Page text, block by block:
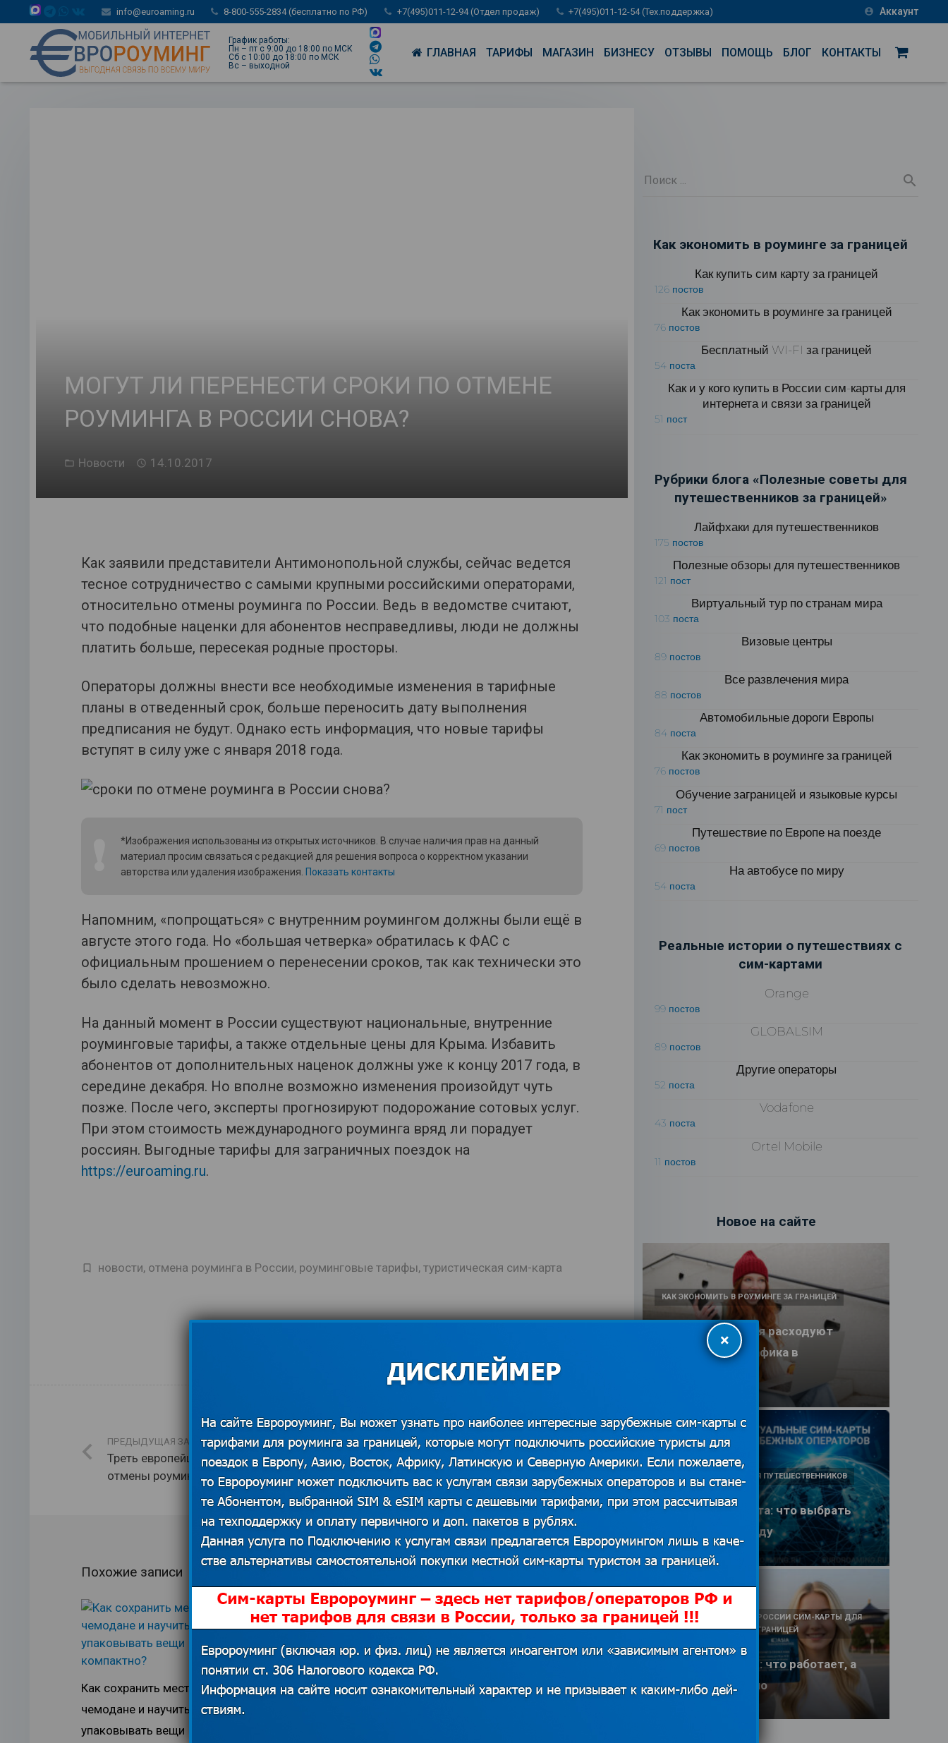
info@euroaming.ru 8-800-555-2834 (бесплатно по РФ) +7(495)011-12-94 (Отдел продаж) +7(495)011-12-54 (Тех.поддержка) account_circle Аккаунт
График работы:
Пн – пт с 9:00 до 18:00 по МСК
Сб с 10:00 до 18:00 по МСК
Вс – выходной
ГЛАВНАЯ ТАРИФЫ МАГАЗИН БИЗНЕСУ ОТЗЫВЫ ПОМОЩЬ БЛОГ КОНТАКТЫ
МОГУТ ЛИ ПЕРЕНЕСТИ СРОКИ ПО ОТМЕНЕ
РОУМИНГА В РОССИИ СНОВА?
Новости 14.10.2017
Как заявили представители Антимонопольной службы, сейчас ведется
тесное сотрудничество с самыми крупными российскими операторами,
относительно отмены роуминга по России. Ведь в ведомстве считают,
что подобные наценки для абонентов несправедливы, люди не должны
платить больше, пересекая родные просторы.
Операторы должны внести все необходимые изменения в тарифные
планы в отведенный срок, больше переносить дату выполнения
предписания не будут. Однако есть информация, что новые тарифы
вступят в силу уже с января 2018 года.
*Изображения использованы из открытых источников. В случае наличия прав на данный
материал просим связаться с редакцией для решения вопроса о корректном указании
авторства или удаления изображения. Показать контакты
Напомним, «попрощаться» с внутренним роумингом должны были ещё в
августе этого года. Но «большая четверка» обратилась к ФАС с
официальным прошением о перенесении сроков, так как технически это
было сделать невозможно.
На данный момент в России существуют национальные, внутренние
роуминговые тарифы, а также отдельные цены для Крыма. Избавить
абонентов от дополнительных наценок должны уже к концу 2017 года, в
середине декабря. Но вполне возможно изменения произойдут чуть
позже. После чего, эксперты прогнозируют подорожание сотовых услуг.
При этом стоимость международного роуминга вряд ли порадует
россиян. Выгодные тарифы для заграничных поездок на
https://euroaming.ru.
новости, отмена роуминга в России, роуминговые тарифы, туристическая сим-карта
ПРЕДЫДУЩАЯ ЗАПИСЬ
Треть европейцев не в курсе
отмены роуминга
СЛЕДУЮЩАЯ ЗАПИСЬ
Отмена роуминга: вырастут ли
цены на связь для россиян?
Похожие записи
Как сохранить место в
чемодане и научиться
упаковывать вещи
Результаты опроса –
наценка за внутренний
Лучшие заграничные
пляжные курорты в
Как экономить в роуминге за границей
Как купить сим карту за границей
126 постов
Как экономить в роуминге за границей
76 постов
Бесплатный WI-FI за границей
54 поста
Как и у кого купить в России сим-карты для
интернета и связи за границей
51 пост
Рубрики блога «Полезные советы для
путешественников за границей»
Лайфхаки для путешественников
175 постов
Полезные обзоры для путешественников
121 пост
Виртуальный тур по странам мира
103 поста
Визовые центры
89 постов
Все развлечения мира
88 постов
Автомобильные дороги Европы
84 поста
Как экономить в роуминге за границей
76 постов
Обучение заграницей и языковые курсы
71 пост
Путешествие по Европе на поезде
69 постов
На автобусе по миру
54 поста
Реальные истории о путешествиях с
сим-картами
Orange
99 постов
GLOBALSIM
89 постов
Другие операторы
52 поста
Vodafone
43 поста
Ortel Mobile
11 постов
Новое на сайте
Какие приложения расходуют
больше всего трафика в
КАК ЭКОНОМИТЬ В РОУМИНГЕ ЗА ГРАНИЦЕЙ
eSIM или SIM-карта: что выбрать
туристу в 2026 году
ПОЛЕЗНЫЕ ОБЗОРЫ ДЛЯ ПУТЕШЕСТВЕННИКОВ
25.06.2026
Интернет в Китае: что работает, а
что заблокировано
КАК И У КОГО КУПИТЬ В РОССИИ СИМ-КАРТЫ ДЛЯ
ИНТЕРНЕТА И СВЯЗИ ЗА ГРАНИЦЕЙ
×